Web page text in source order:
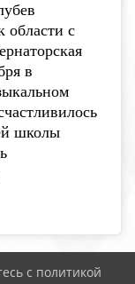
области с
в
школы
с политикой